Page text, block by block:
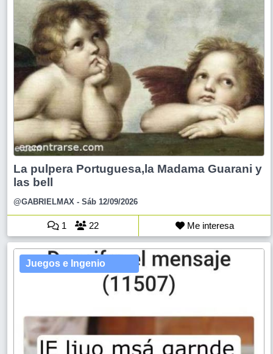
La pulpera Portuguesa,la Madama Guarani y
las bell
@GABRIELMAX - Sáb 12/09/2026
1 22 Me interesa
Juegos e Ingenio